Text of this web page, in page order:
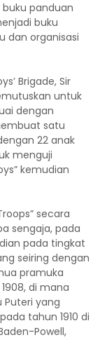
panduan
buku
dan organisasi
Brigade, Sir
untuk
dengan
satu
22 anak
menguji
kemudian
secara
sengaja, pada
pada tingkat
seiring dengan
pramuka
di mana
Puteri yang
tahun 1910 di
Powell,